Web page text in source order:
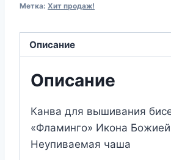
бисером
Икона
БМ
"Неупиваемая
(19х24)
Метка: Хит продаж!
Описание
Описание
Канва для вышивания
«Фламинго» Икона
Неупиваемая чаша